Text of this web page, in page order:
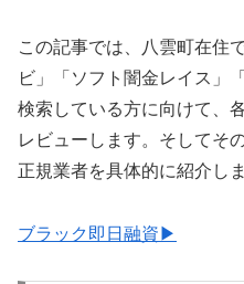
この記事では、八雲町在住
ビ」「ソフト闇金レイス」
検索している方に向けて、
レビューします。そしてそ
正規業者を具体的に紹介しま
ブラック即日融資▶